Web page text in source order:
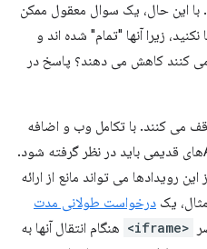
این حال، یک سوال معقول ممکن
زیرا آنها "تمام" شده اند و
می کنند کاهش می دهند؟ پاسخ در
می کنند. با تکامل وب و اضافه
شدن APIهای جدید، وجود این APIهای قدیمی باید در نظر گرفته شود.
رویدادها می تواند مانع از ارائه
درخواست طولانی مدت
<iframe>
هنگام انتقال آنها به